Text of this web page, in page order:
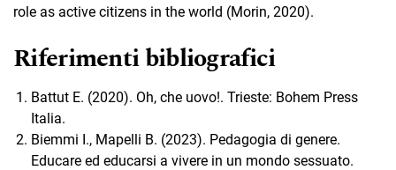
role as active citizens in the world (Morin, 2020).
Riferimenti bibliografici
Battut E. (2020). Oh, che uovo!. Trieste: Bohem Press
Italia.
Biemmi I., Mapelli B. (2023). Pedagogia di genere.
Educare ed educarsi a vivere in un mondo sessuato.